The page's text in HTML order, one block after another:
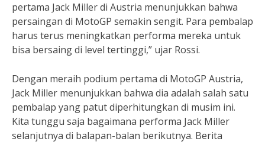
pertama Jack Miller di Austria menunjukkan bahwa
persaingan di MotoGP semakin sengit. Para pembalap
harus terus meningkatkan performa mereka untuk
bisa bersaing di level tertinggi,” ujar Rossi.
Dengan meraih podium pertama di MotoGP Austria,
Jack Miller menunjukkan bahwa dia adalah salah satu
pembalap yang patut diperhitungkan di musim ini.
Kita tunggu saja bagaimana performa Jack Miller
selanjutnya di balapan-balan berikutnya. Berita